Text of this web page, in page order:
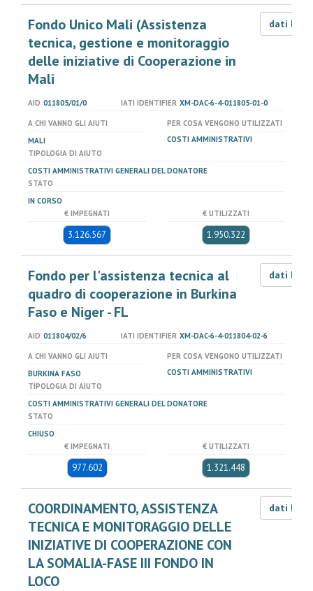
Fondo Unico Mali (Assistenza
tecnica, gestione e monitoraggio
delle iniziative di Cooperazione in
Mali
dati LOD
AID 011805/01/0 IATI IDENTIFIER XM-DAC-6-4-011805-01-0
A CHI VANNO GLI AIUTI
MALI
PER COSA VENGONO UTILIZZATI
COSTI AMMINISTRATIVI
TIPOLOGIA DI AIUTO
COSTI AMMINISTRATIVI GENERALI DEL DONATORE
STATO
IN CORSO
€ IMPEGNATI
3.126.567
€ UTILIZZATI
1.950.322
Fondo per l'assistenza tecnica al
quadro di cooperazione in Burkina
Faso e Niger - FL
dati LOD
AID 011804/02/6 IATI IDENTIFIER XM-DAC-6-4-011804-02-6
A CHI VANNO GLI AIUTI
BURKINA FASO
PER COSA VENGONO UTILIZZATI
COSTI AMMINISTRATIVI
TIPOLOGIA DI AIUTO
COSTI AMMINISTRATIVI GENERALI DEL DONATORE
STATO
CHIUSO
€ IMPEGNATI
977.602
€ UTILIZZATI
1.321.448
COORDINAMENTO, ASSISTENZA
TECNICA E MONITORAGGIO DELLE
INIZIATIVE DI COOPERAZIONE CON
LA SOMALIA-FASE III FONDO IN
LOCO
dati LOD